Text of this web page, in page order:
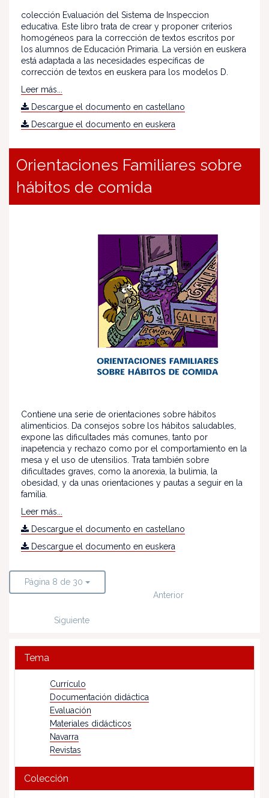
colección Evaluación del Sistema de Inspeccion
educativa. Este libro trata de crear y proponer criterios
homogéneos para la corrección de textos escritos por
los alumnos de Educación Primaria. La versión en euskera
está adaptada a las necesidades específicas de
corrección de textos en euskera para los modelos D.
Leer más...
Descargue el documento en castellano
Descargue el documento en euskera
Orientaciones Familiares sobre
hábitos de comida
Contiene una serie de orientaciones sobre hábitos
alimenticios. Da consejos sobre los hábitos saludables,
expone las dificultades más comunes, tanto por
inapetencia y rechazo como por el comportamiento en la
mesa y el uso de utensilios. Trata también sobre
dificultades graves, como la anorexia, la bulimia, la
obesidad, y da unas orientaciones y pautas a seguir en la
familia.
Leer más...
Descargue el documento en castellano
Descargue el documento en euskera
Página 8 de 30
Anterior
Siguiente
Tema
Currículo
Documentación didáctica
Evaluación
Materiales didácticos
Navarra
Revistas
Colección